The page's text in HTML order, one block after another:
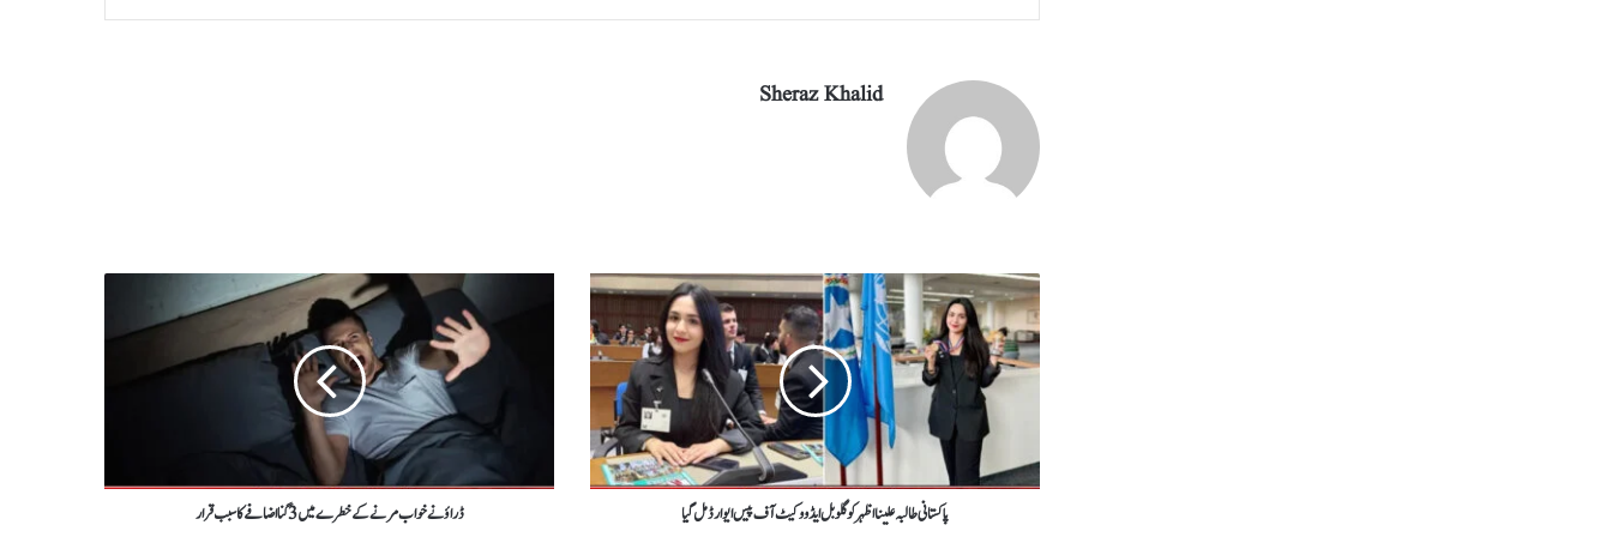
Sheraz Khalid
پاکستانی طالبہ علینا اظہرکوگلوبل ایڈووکیٹ آف پیس ایوارڈمل گیا ڈراؤنےخواب مرنےکےخطرے میں 3گنااضافےکاسبب قرار